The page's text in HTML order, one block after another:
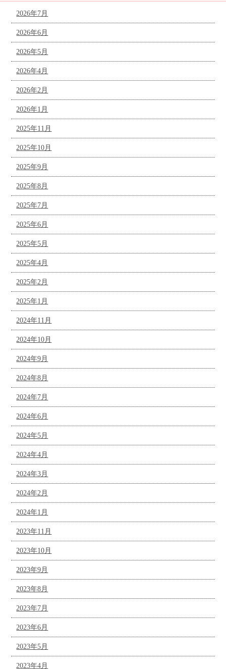
2026年7月
2026年6月
2026年5月
2026年4月
2026年2月
2026年1月
2025年11月
2025年10月
2025年9月
2025年8月
2025年7月
2025年6月
2025年5月
2025年4月
2025年2月
2025年1月
2024年11月
2024年10月
2024年9月
2024年8月
2024年7月
2024年6月
2024年5月
2024年4月
2024年3月
2024年2月
2024年1月
2023年11月
2023年10月
2023年9月
2023年8月
2023年7月
2023年6月
2023年5月
2023年4月